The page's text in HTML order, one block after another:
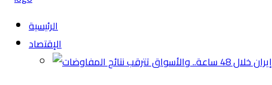
الرئيسية
الإقتصاد